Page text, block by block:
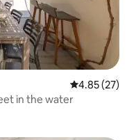
คะแนนเฉลี่ย
4.85 (27)
in the water